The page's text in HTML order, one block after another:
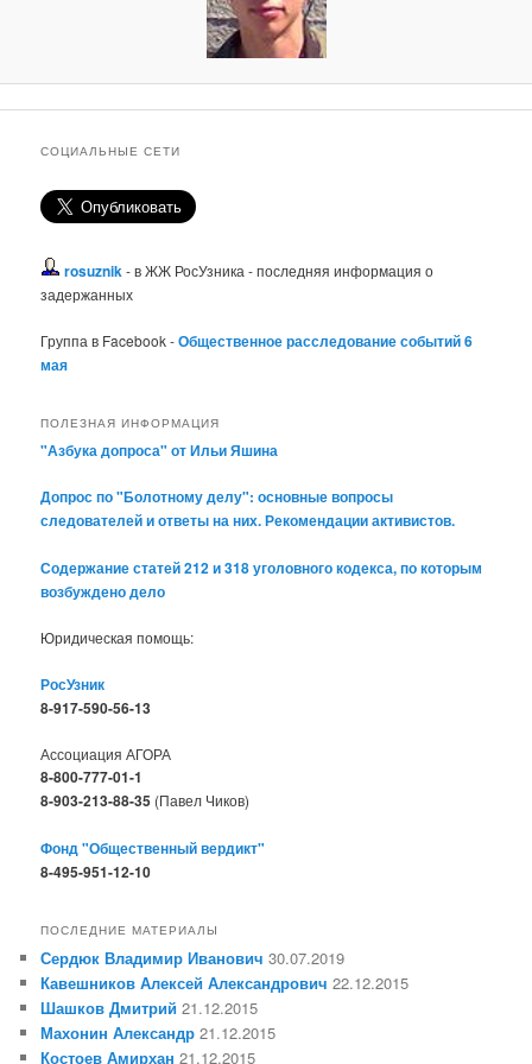
СОЦИАЛЬНЫЕ СЕТИ
rosuznik- в ЖЖ РосУзника - последняя информация о
задержанных
Группа в Facebook -Общественное расследование событий 6
мая
ПОЛЕЗНАЯ ИНФОРМАЦИЯ
"Азбука допроса" от Ильи Яшина
Допрос по "Болотному делу": основные вопросы
следователей и ответы на них. Рекомендации активистов.
Содержание статей 212 и 318 уголовного кодекса, по которым
возбуждено дело
Юридическая помощь:
РосУзник
8-917-590-56-13
Ассоциация АГОРА
8-800-777-01-1
8-903-213-88-35 (Павел Чиков)
Фонд "Общественный вердикт"
8-495-951-12-10
ПОСЛЕДНИЕ МАТЕРИАЛЫ
Сердюк Владимир Иванович 30.07.2019
Кавешников Алексей Александрович 22.12.2015
Шашков Дмитрий 21.12.2015
Махонин Александр 21.12.2015
Костоев Амирхан 21.12.2015